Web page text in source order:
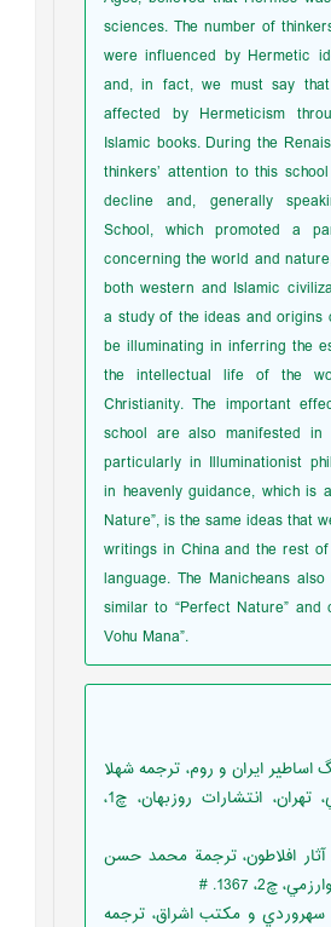
sciences. The number of
were influenced by Hermetic
and, in fact, we must say
affected by Hermeticism
Islamic books. During the
thinkers’ attention to this
decline and, generally
School, which promoted a
concerning the world and
both western and Islamic
a study of the ideas and
be illuminating in inferring the
the intellectual life of the
Christianity. The important
school are also manifested in
particularly in Illuminationist
in heavenly guidance, which is
Nature”, is the same ideas that
writings in China and the rest
language. The Manicheans
similar to “Perfect Nature”
Vohu Mana”.
ايران و روم، ترجمه شهلا
برادران خسروشاهي، تهران، انتشارات روزبهان، چ1،
آثار افلاطون، ترجمة محمد حسن
چ2، 1367. #
و مكتب اشراق، ترجمه